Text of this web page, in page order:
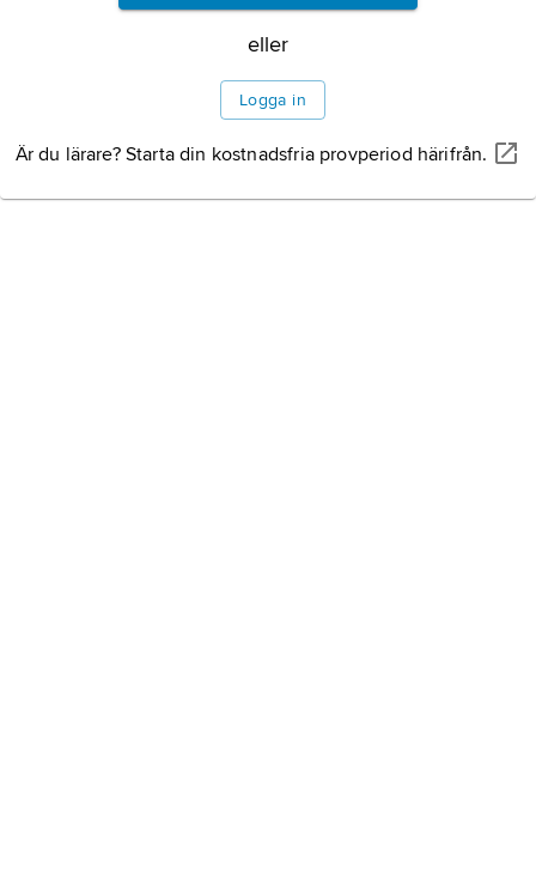
eller
Logga in
Är du lärare? Starta din kostnadsfria provperiod härifrån.